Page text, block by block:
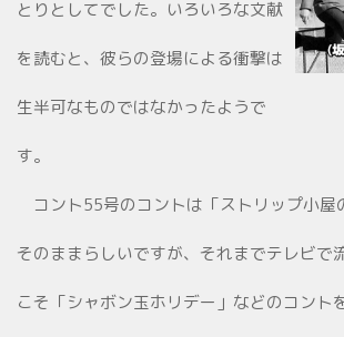
とりとしてでした。いろいろな文献
を読むと、彼らの登場による衝撃は
生半可なものではなかったようで
す。
コント55号のコントは「ストリップ小屋
そのままらしいですが、それまでテレビで
こそ「シャボン玉ホリデー」などのコント